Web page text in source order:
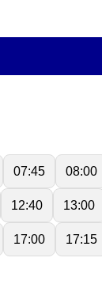
07:45 08:00
12:40 13:00
17:00 17:15